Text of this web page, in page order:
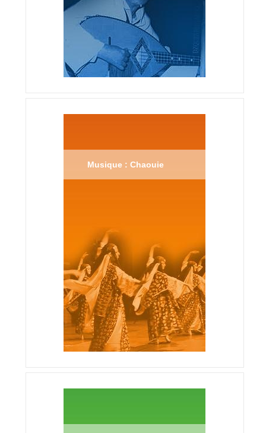
Musique : Chaouie